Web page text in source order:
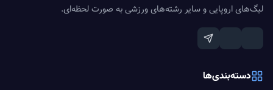
لیگ‌های اروپایی و سایر رشته‌های ورزشی به صورت لحظه‌ای.
دسته‌بندی‌ها